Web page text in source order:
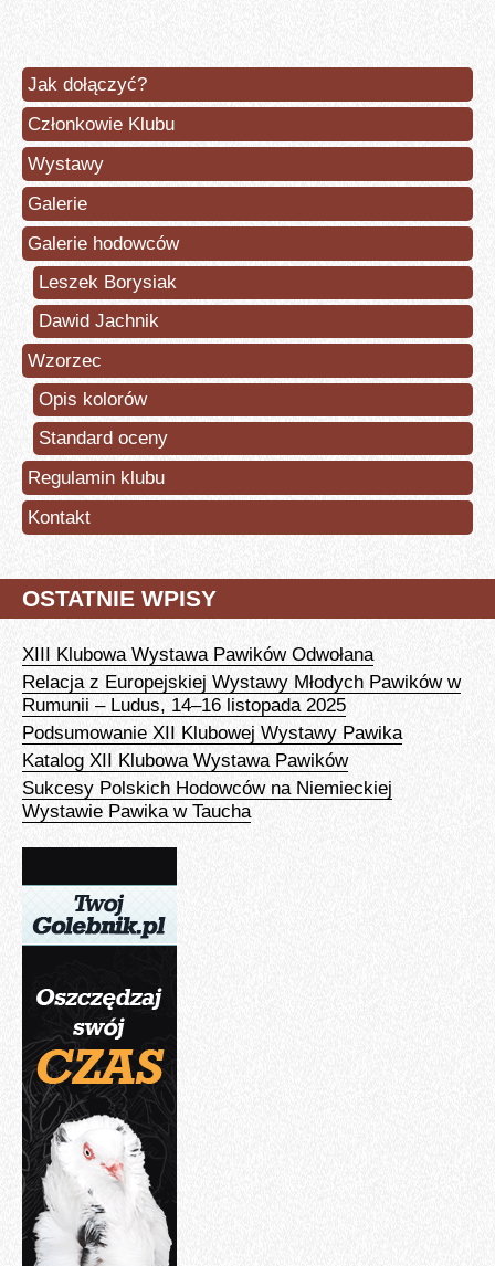
Jak dołączyć?
Członkowie Klubu
Wystawy
Galerie
Galerie hodowców
Leszek Borysiak
Dawid Jachnik
Wzorzec
Opis kolorów
Standard oceny
Regulamin klubu
Kontakt
OSTATNIE WPISY
XIII Klubowa Wystawa Pawików Odwołana
Relacja z Europejskiej Wystawy Młodych Pawików w
Rumunii – Ludus, 14–16 listopada 2025
Podsumowanie XII Klubowej Wystawy Pawika
Katalog XII Klubowa Wystawa Pawików
Sukcesy Polskich Hodowców na Niemieckiej
Wystawie Pawika w Taucha